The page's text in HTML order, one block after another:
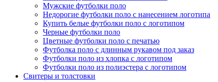
Мужские футболки поло
Недорогие футболки поло с нанесением логотипа
Купить белые футболки поло с логотипом
Черные футболки поло
Цветные футболки поло с печатью
Футболка поло с длинным рукавом под заказ
Футболки поло из хлопка с логотипом
Футболки поло из полиэстера с логотипом
Свитеры и толстовки